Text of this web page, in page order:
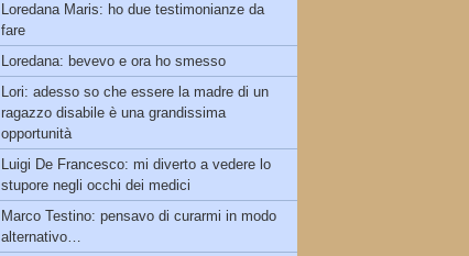
Loredana Maris: ho due testimonianze da
fare
Loredana: bevevo e ora ho smesso
Lori: adesso so che essere la madre di un
ragazzo disabile è una grandissima
opportunità
Luigi De Francesco: mi diverto a vedere lo
stupore negli occhi dei medici
Marco Testino: pensavo di curarmi in modo
alternativo…